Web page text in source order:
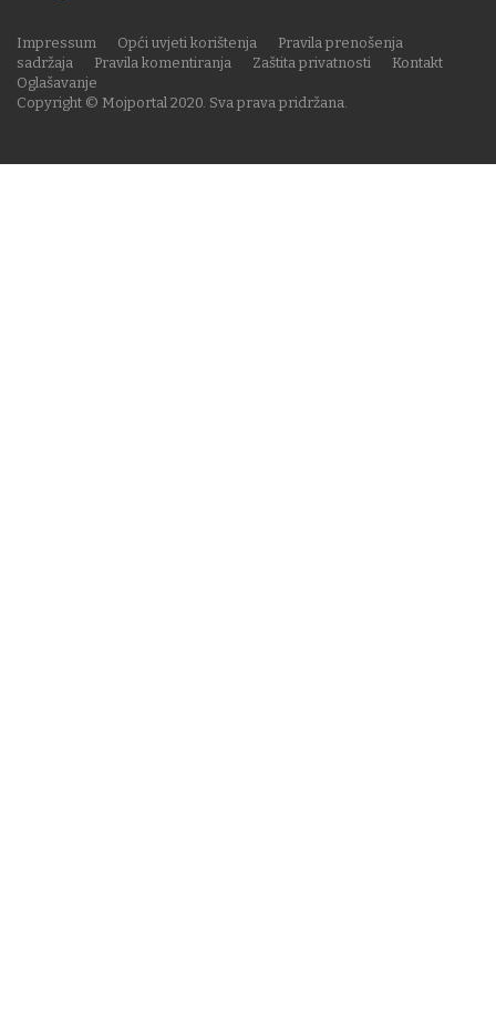
Copyright © Mojportal 2020. Sva prava pridržana.
Impressum Opći uvjeti korištenja
Pravila prenošenja
sadržaja
Pravila komentiranja Zaštita privatnosti
Kontakt
Oglašavanje